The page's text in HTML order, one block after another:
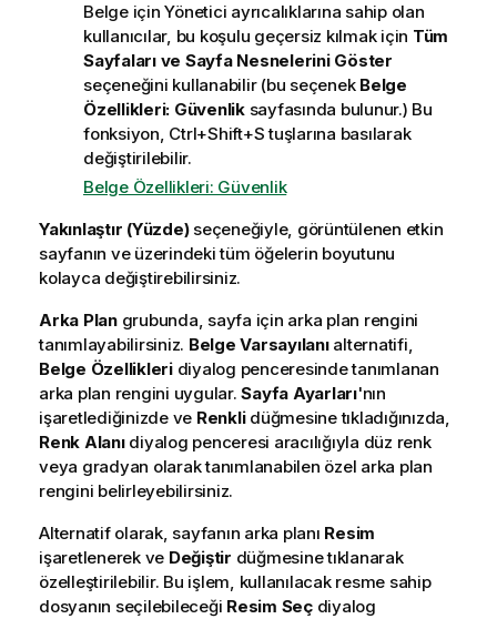
Belge için Yönetici ayrıcalıklarına sahip olan
kullanıcılar, bu koşulu geçersiz kılmak için Tüm
Sayfaları ve Sayfa Nesnelerini Göster
seçeneğini kullanabilir (bu seçenek Belge
Özellikleri: Güvenliksayfasında bulunur.) Bu
fonksiyon, Ctrl+Shift+S tuşlarına basılarak
değiştirilebilir.
Belge Özellikleri: Güvenlik
Yakınlaştır (Yüzde)seçeneğiyle, görüntülenen etkin
sayfanın ve üzerindeki tüm öğelerin boyutunu
kolayca değiştirebilirsiniz.
Arka Plangrubunda, sayfa için arka plan rengini
tanımlayabilirsiniz. Belge Varsayılanıalternatifi,
Belge Özellikleridiyalog penceresinde tanımlanan
arka plan rengini uygular.Sayfa Ayarları'nın
işaretlediğinizde ve Renklidüğmesine tıkladığınızda,
Renk Alanıdiyalog penceresi aracılığıyla düz renk
veya gradyan olarak tanımlanabilen özel arka plan
rengini belirleyebilirsiniz.
Alternatif olarak, sayfanın arka planı Resim
işaretlenerek ve Değiştir düğmesine tıklanarak
özelleştirilebilir. Bu işlem, kullanılacak resme sahip
dosyanın seçilebileceği Resim Seçdiyalog